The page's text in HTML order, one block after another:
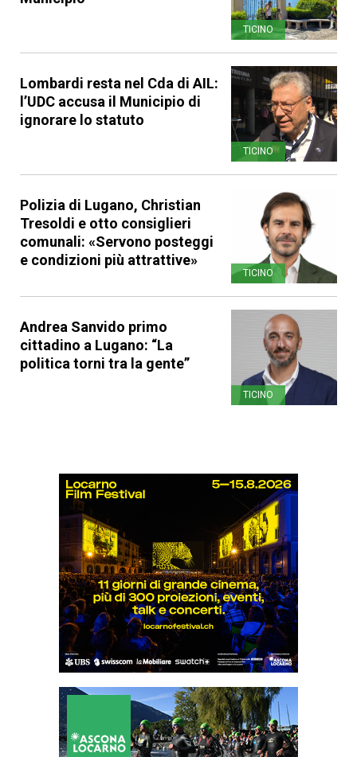
TICINO
Lombardi resta nel Cda di AIL:
l’UDC accusa il Municipio di
ignorare lo statuto
TICINO
Polizia di Lugano, Christian
Tresoldi e otto consiglieri
comunali: «Servono posteggi
e condizioni più attrattive»
TICINO
Andrea Sanvido primo
cittadino a Lugano: “La
politica torni tra la gente”
TICINO